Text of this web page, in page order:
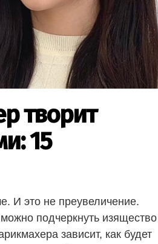
творит
15
И это не преувеличение.
подчеркнуть изящество
зависит, как будет